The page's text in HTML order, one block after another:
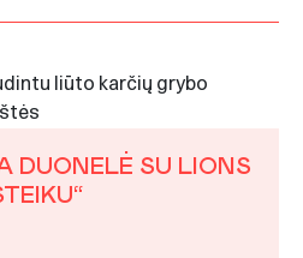
DUONELĖ SU LIONS